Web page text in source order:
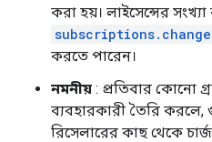
করা হয়। লাইসেন্সের
করতে পারেন।
নমনীয় : প্রতিবার কোনো
ব্যবহারকারী তৈরি করলে,
রিসেলারের কাছ থেকে